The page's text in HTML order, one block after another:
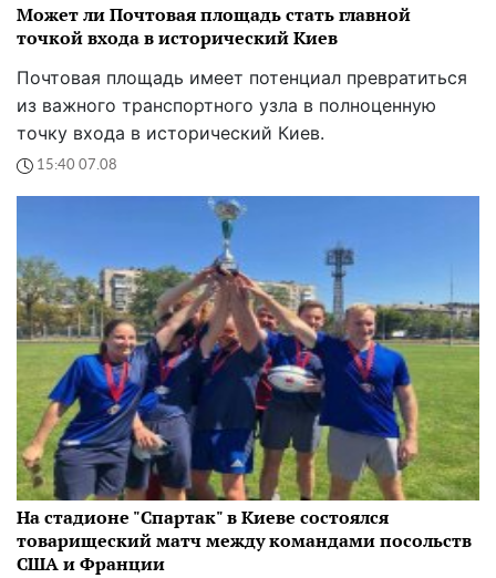
Может ли Почтовая площадь стать главной
точкой входа в исторический Киев
Почтовая площадь имеет потенциал превратиться
из важного транспортного узла в полноценную
точку входа в исторический Киев.
15:40 07.08
На стадионе "Спартак" в Киеве состоялся
товарищеский матч между командами посольств
США и Франции